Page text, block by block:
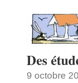
Des
9 octobre